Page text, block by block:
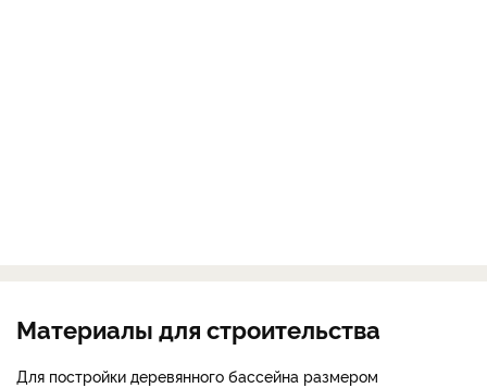
Материалы для строительства
Для постройки деревянного бассейна размером